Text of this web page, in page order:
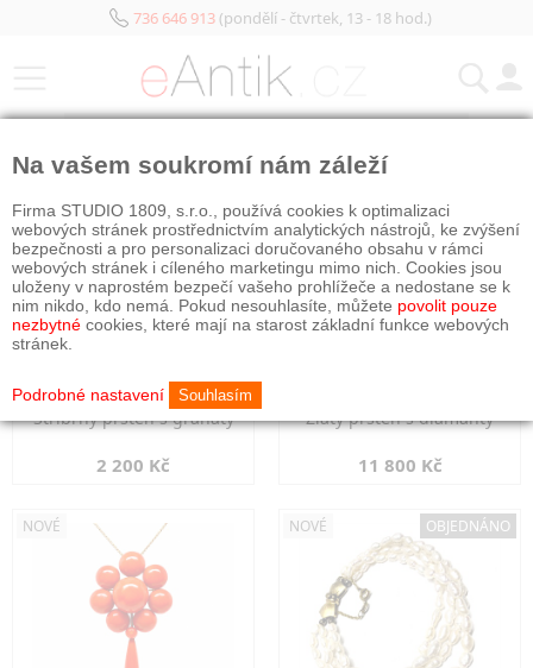
736 646 913(pondělí - čtvrtek, 13 - 18 hod.)
Stříbrný prsten s granáty
2 200 Kč
Zlatý prsten s diamanty
11 800 Kč
NOVÉ NOVÉ OBJEDNÁNO
Na vašem soukromí nám záleží
Firma STUDIO 1809, s.r.o., používá cookies k optimalizaci
webových stránek prostřednictvím analytických nástrojů, ke zvýšení
bezpečnosti a pro personalizaci doručovaného obsahu v rámci
webových stránek i cíleného marketingu mimo nich. Cookies jsou
uloženy v naprostém bezpečí vašeho prohlížeče a nedostane se k
nim nikdo, kdo nemá. Pokud nesouhlasíte, můžete povolit pouze
nezbytné cookies, které mají na starost základní funkce webových
stránek.
Podrobné nastavení Souhlasím